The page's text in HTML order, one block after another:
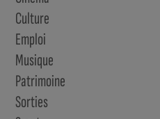
Culture
Emploi
Musique
Patrimoine
Sorties